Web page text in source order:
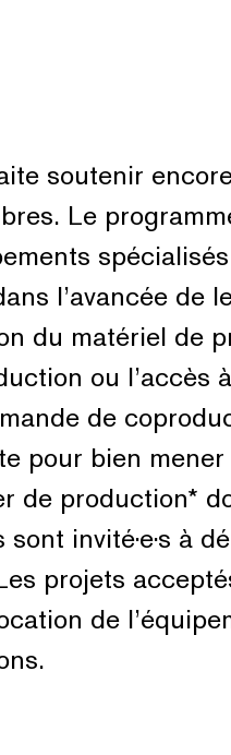
soutenir
Le
l’avancée de
du matériel de
ou l’accès
de
pour bien
de production*
sont invité·e·s à
projets
de